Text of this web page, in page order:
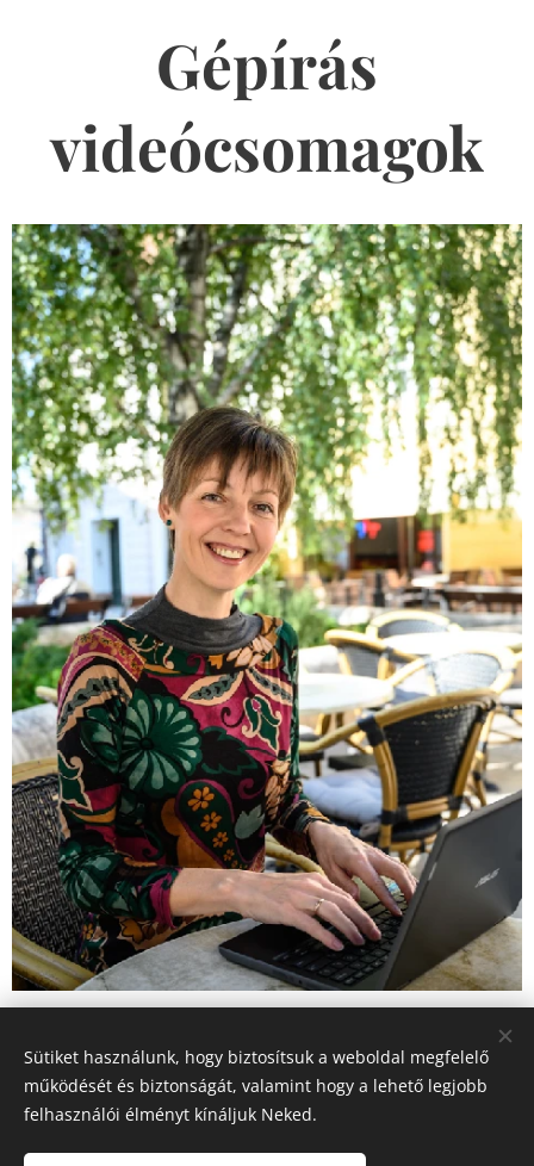
Gépírás
videócsomagok
Kattints ide, ha a tízujjas gépírás
videókurzus érdekel!
Sütiket használunk, hogy biztosítsuk a weboldal megfelelő
működését és biztonságát, valamint hogy a lehető legjobb
felhasználói élményt kínáljuk Neked.